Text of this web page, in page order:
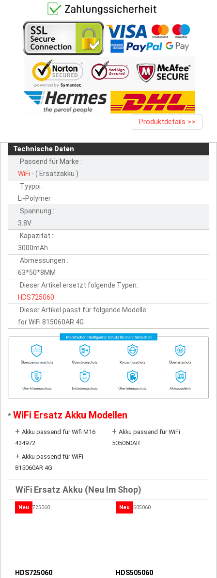
Produktdetails >>
Technische Daten
Passend für Marke :
WiFi - ( Ersatzakku )
Tyyppi :
Li-Polymer
Spannung :
3.8V
Kapazität :
3000mAh
Abmessungen :
63*50*8MM
Dieser Artikel ersetzt folgende Typen:
HDS725060
Dieser Artikel passt für folgende Modelle:
for WiFi 815060AR 4G
* WiFi Ersatz Akku Modellen
+ Akku passend für Wifi M16
434972
+ Akku passend für WiFi
505060AR
+ Akku passend für WiFi
815060AR 4G
WiFi Ersatz Akku (Neu Im Shop)
Neu
HDS725060
Neu
HDS505060